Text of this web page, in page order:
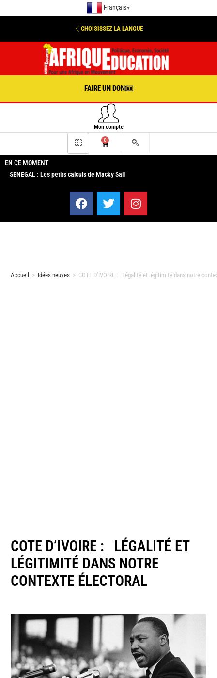
Français ▼
CHOISISSEZ LA LANGUE
FAIRE UN DON
Mon compte
0
EN CE MOMENT
SENEGAL : Les petits calculs de Macky Sall
Accueil > Idées neuves > COTE D’IVOIRE : Légalité et légitimité dans notre
COTE D’IVOIRE : LÉGALITÉ ET
LÉGITIMITÉ DANS NOTRE
CONTEXTE ÉLECTORAL